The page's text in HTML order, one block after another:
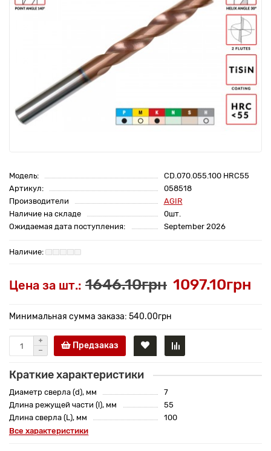
Модель:
CD.070.055.100 HRC55
Артикул:
058518
Производители
AGIR
Наличие на складе
0шт.
Ожидаемая дата поступления:
September 2026
Цена за шт.: 1646.10грн 1097.10грн
Минимальная сумма заказа: 540.00грн
Предзаказ
Краткие характеристики
Диаметр сверла (d), мм
7
Длина режущей части (l), мм
55
Длина сверла (L), мм
100
Все характеристики